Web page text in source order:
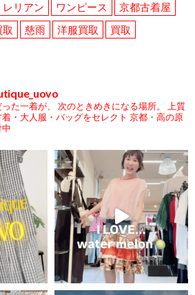
レリアン ワンピース
京都古着屋
慈雨 洋服買取
買取
た一着が、 次のときめきになる場所。
上質
・大人服・バッグをセレクト 京都・高の原
中